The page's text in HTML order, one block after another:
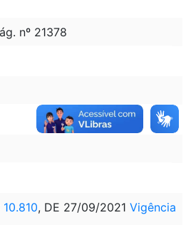
nº 21378
10.810, DE 27/09/2021 Vigência